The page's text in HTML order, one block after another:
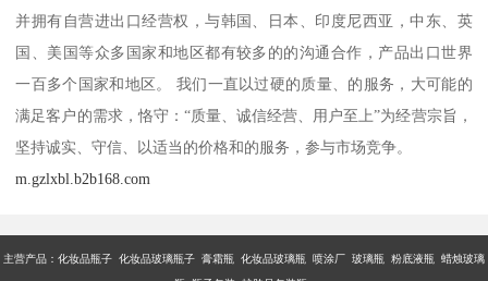
并拥有自营进出口经营权，与韩国、日本、印度尼西亚，中东、英
国、美国等众多国家和地区都有较多的的沟通合作，产品出口世界
一百多个国家和地区。 我们一直以过硬的质量、的服务，大可能的
满足客户的需求，恪守：“质量、诚信经营、用户至上”为经营宗旨，
坚持诚实、守信、以适当的价格和的服务，参与市场竞争。
m.gzlxbl.b2b168.com
主营产品： 化妆品瓶子 化妆品玻璃瓶子 膏霜瓶 化妆品玻璃瓶 喷涂厂 玻璃瓶 粉底液瓶 蜡烛玻璃